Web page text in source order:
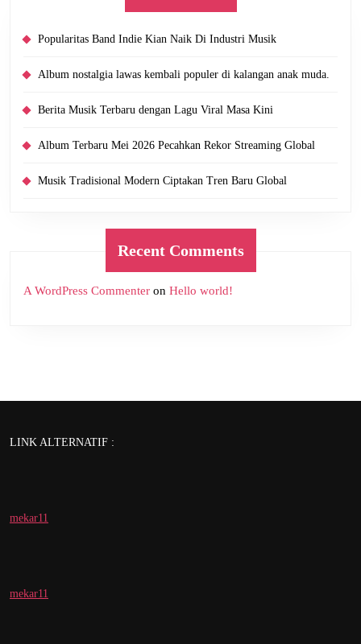
Popularitas Band Indie Kian Naik Di Industri Musik
Album nostalgia lawas kembali populer di kalangan anak muda.
Berita Musik Terbaru dengan Lagu Viral Masa Kini
Album Terbaru Mei 2026 Pecahkan Rekor Streaming Global
Musik Tradisional Modern Ciptakan Tren Baru Global
Recent Comments
A WordPress Commenter on Hello world!
LINK ALTERNATIF :
mekar11
mekar11